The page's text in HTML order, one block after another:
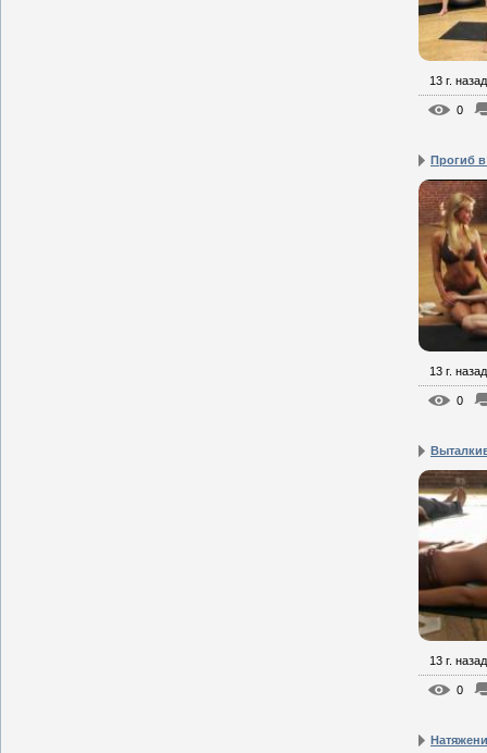
13 г. назад
0
Прогиб
13 г. назад
0
13 г. назад
0